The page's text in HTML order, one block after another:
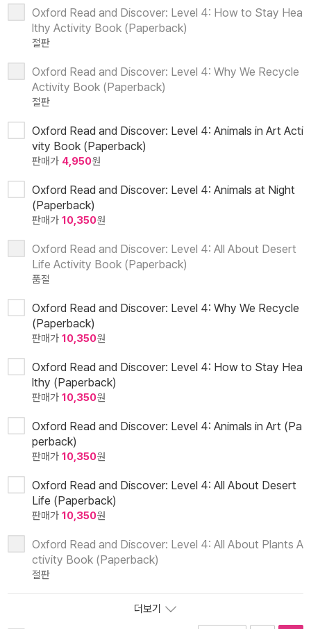
Oxford Read and Discover: Level 4: How to Stay Hea
lthy Activity Book (Paperback)
절판
Oxford Read and Discover: Level 4: Why We Recycle
Activity Book (Paperback)
절판
Oxford Read and Discover: Level 4: Animals in Art Acti
vity Book (Paperback)
판매가 4,950원
Oxford Read and Discover: Level 4: Animals at Night
(Paperback)
판매가 10,350원
Oxford Read and Discover: Level 4: All About Desert
Life Activity Book (Paperback)
품절
Oxford Read and Discover: Level 4: Why We Recycle
(Paperback)
판매가 10,350원
Oxford Read and Discover: Level 4: How to Stay Hea
lthy (Paperback)
판매가 10,350원
Oxford Read and Discover: Level 4: Animals in Art (Pa
perback)
판매가 10,350원
Oxford Read and Discover: Level 4: All About Desert
Life (Paperback)
판매가 10,350원
Oxford Read and Discover: Level 4: All About Plants A
ctivity Book (Paperback)
절판
더보기